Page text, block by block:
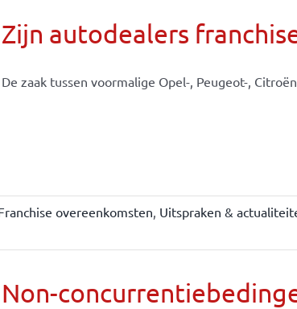
Zijn autodealers
De zaak tussen voormalige Opel-, Peugeot-,
overeenkomsten, Uitspraken &
Non-